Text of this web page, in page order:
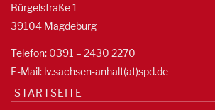
Bürgelstraße 1
39104 Magdeburg
Telefon: 0391 – 2430 2270
E-Mail: lv.sachsen-anhalt(at)spd.de
STARTSEITE